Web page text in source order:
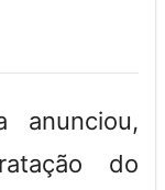
anunciou,
do